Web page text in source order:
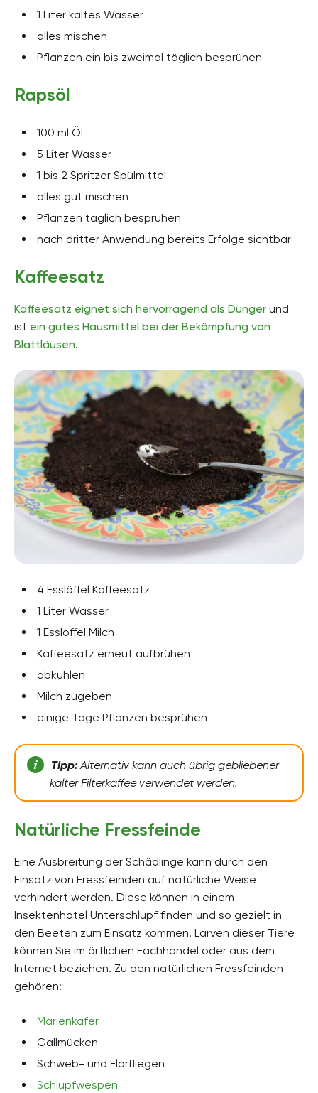
1 Liter kaltes Wasser
alles mischen
Pflanzen ein bis zweimal täglich besprühen
Rapsöl
100 ml Öl
5 Liter Wasser
1 bis 2 Spritzer Spülmittel
alles gut mischen
Pflanzen täglich besprühen
nach dritter Anwendung bereits Erfolge sichtbar
Kaffeesatz
Kaffeesatz eignet sich hervorragend als Dünger und
ist ein gutes Hausmittel bei der Bekämpfung von
Blattläusen.
4 Esslöffel Kaffeesatz
1 Liter Wasser
1 Esslöffel Milch
Kaffeesatz erneut aufbrühen
abkühlen
Milch zugeben
einige Tage Pflanzen besprühen
Tipp:Alternativ kann auch übrig gebliebener
kalter Filterkaffee verwendet werden.
Natürliche Fressfeinde
Eine Ausbreitung der Schädlinge kann durch den
Einsatz von Fressfeinden auf natürliche Weise
verhindert werden. Diese können in einem
Insektenhotel Unterschlupf finden und so gezielt in
den Beeten zum Einsatz kommen. Larven dieser Tiere
können Sie im örtlichen Fachhandel oder aus dem
Internet beziehen. Zu den natürlichen Fressfeinden
gehören:
Marienkäfer
Gallmücken
Schweb- und Florfliegen
Schlupfwespen